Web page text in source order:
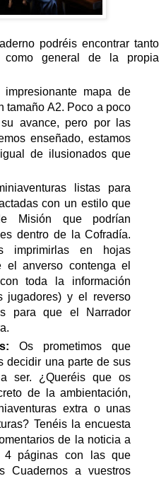
podréis encontrar tanto
como general de la propia
impresionante mapa de
tamaño A2. Poco a poco
avance, pero por las
enseñado, estamos
de ilusionados que
listas para
con un estilo que
Misión que podrían
dentro de la Cofradía.
imprimirlas en hojas
el anverso contenga el
toda la información
y el reverso
para que el Narrador
Os prometimos que
decidir una parte de sus
ser. ¿Queréis que os
de la ambientación,
extra o unas
Tenéis la encuesta
de la noticia a
4 páginas con las que
Cuadernos a vuestros